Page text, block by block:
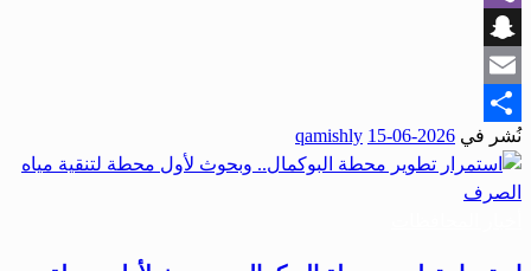
Viber
Snapchat
Email
Share
نُشر في 2026-06-15
qamishly